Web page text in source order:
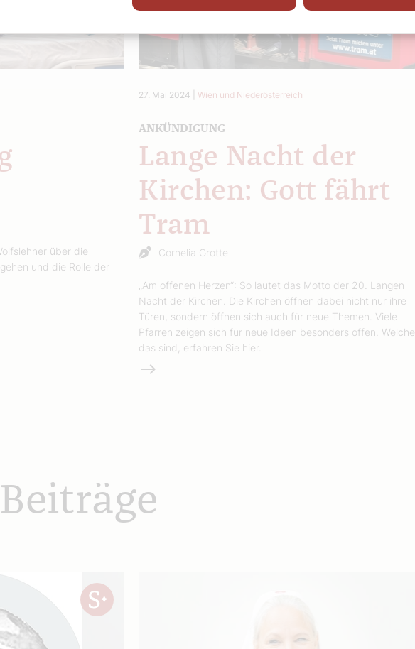
über die
und die Rolle der
27. Mai 2024 Wien und Niederösterreich
ANKÜNDIGUNG
Lange Nacht der
Kirchen: Gott fährt
Tram
Cornelia Grotte
„Am offenen Herzen“: So lautet das Motto der 20. Langen
Nacht der Kirchen. Die Kirchen öffnen dabei nicht nur ihre
Türen, sondern öffnen sich auch für neue Themen. Viele
Pfarren zeigen sich für neue Ideen besonders offen. Welche
das sind, erfahren Sie hier.
Weiterlesen